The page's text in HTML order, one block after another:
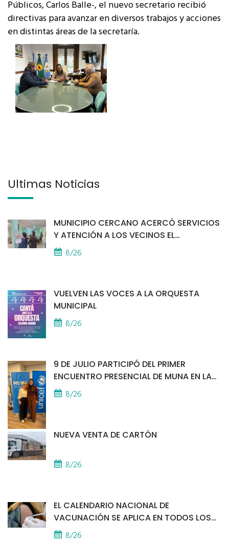
Públicos, Carlos Balle-, el nuevo secretario recibió
directivas para avanzar en diversos trabajos y acciones
en distintas áreas de la secretaría.
Últimas Noticias
MUNICIPIO CERCANO ACERCÓ SERVICIOS
Y ATENCIÓN A LOS VECINOS EL
PROVINCIAL
8/26
VUELVEN LAS VOCES A LA ORQUESTA
MUNICIPAL
8/26
9 DE JULIO PARTICIPÓ DEL PRIMER
ENCUENTRO PRESENCIAL DE MUNA EN LA
SEDE DE UNICEF
8/26
NUEVA VENTA DE CARTÓN
8/26
EL CALENDARIO NACIONAL DE
VACUNACIÓN SE APLICA EN TODOS LOS
CAPS
8/26